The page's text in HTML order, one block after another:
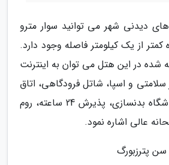
دیدنی شهر می توانید سوار مترو
از یک کیلومتر فاصله وجود دارد.
شده در این هتل می توان به اینترنت
سلامتی و اسپا، شاتل فرودگاهی، اتاق
های ضد سیگاری، باشگاه بدنسازی، پذیرش 24 ساعته، روم
عالی اشاره نمود.
پترزبورگ